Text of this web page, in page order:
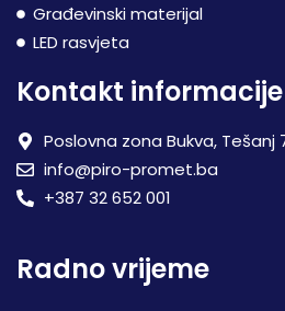
Građevinski materijal
LED rasvjeta
Kontakt informacije
Poslovna zona Bukva, Tešanj
info@piro-promet.ba
+387 32 652 001
Radno vrijeme